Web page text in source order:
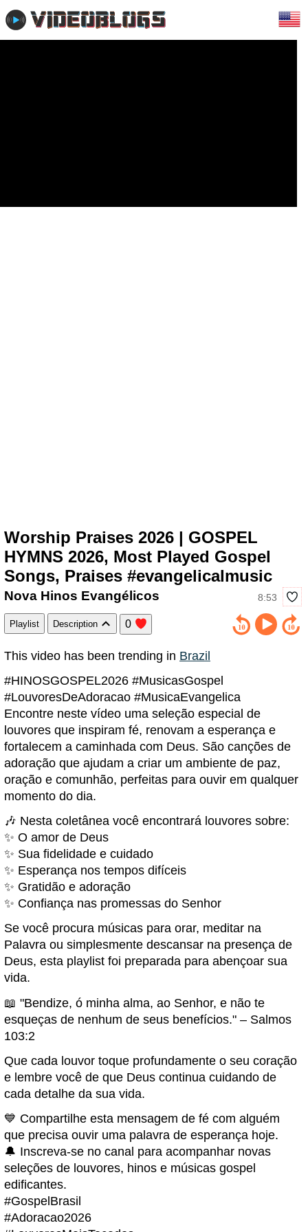
Worship Praises 2026 | GOSPEL
HYMNS 2026, Most Played Gospel
Songs, Praises #evangelicalmusic
8:53
Nova Hinos Evangélicos
Playlist Description 0
This video has been trending in Brazil
#HINOSGOSPEL2026 #MusicasGospel
#LouvoresDeAdoracao #MusicaEvangelica
Encontre neste vídeo uma seleção especial de
louvores que inspiram fé, renovam a esperança e
fortalecem a caminhada com Deus. São canções de
adoração que ajudam a criar um ambiente de paz,
oração e comunhão, perfeitas para ouvir em qualquer
momento do dia.
🎶 Nesta coletânea você encontrará louvores sobre:
✨ O amor de Deus
✨ Sua fidelidade e cuidado
✨ Esperança nos tempos difíceis
✨ Gratidão e adoração
✨ Confiança nas promessas do Senhor
Se você procura músicas para orar, meditar na
Palavra ou simplesmente descansar na presença de
Deus, esta playlist foi preparada para abençoar sua
vida.
📖 "Bendize, ó minha alma, ao Senhor, e não te
esqueças de nenhum de seus benefícios." – Salmos
103:2
Que cada louvor toque profundamente o seu coração
e lembre você de que Deus continua cuidando de
cada detalhe da sua vida.
💙 Compartilhe esta mensagem de fé com alguém
que precisa ouvir uma palavra de esperança hoje.
🔔 Inscreva-se no canal para acompanhar novas
seleções de louvores, hinos e músicas gospel
edificantes.
#GospelBrasil
#Adoracao2026